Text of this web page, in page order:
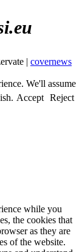
| covernews
We'll assume
Accept Reject
while you
the cookies that
as they are
of the website.